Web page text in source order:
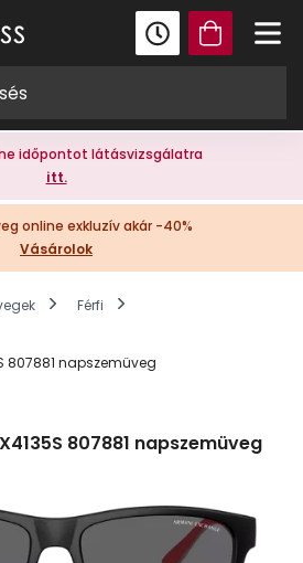
időpontot látásvizsgálatra
itt.
online exkluzív akár -40%
Vásárolok
Férfi
807881 napszemüveg
807881 napszemüveg